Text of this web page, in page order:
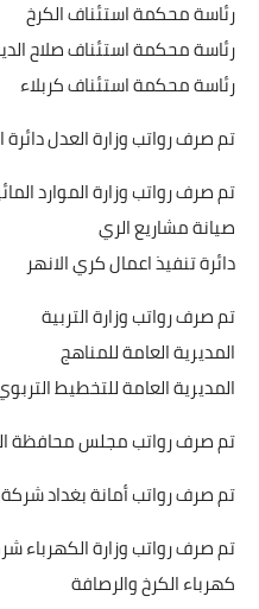
رئاسة محكمة استئناف الكرخ
رئاسة محكمة استئناف صلاح
رئاسة محكمة استئناف كربلاء
تم صرف رواتب وزارة العدل دائرة
تم صرف رواتب وزارة الموارد
صيانة مشاريع الري
دائرة تنفيذ اعمال كري الانهر
تم صرف رواتب وزارة التربية
المديرية العامة للمناهج
المديرية العامة للتخطيط
تم صرف رواتب مجلس محافظة
تم صرف رواتب أمانة بغداد
تم صرف رواتب وزارة الكهرباء
كهرباء الكرخ والرصافة